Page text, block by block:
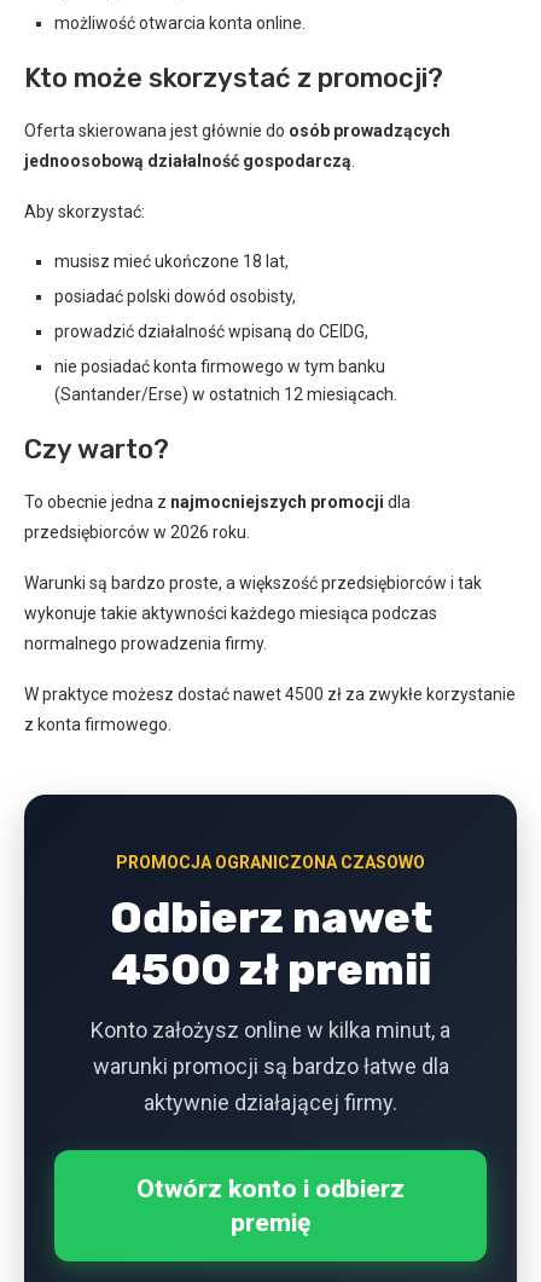
możliwość otwarcia konta online.
Kto może skorzystać z promocji?
Oferta skierowana jest głównie do osób prowadzących
jednoosobową działalność gospodarczą
Aby skorzystać:
musisz mieć ukończone 18 lat,
posiadać polski dowód osobisty,
prowadzić działalność wpisaną do CEIDG,
nie posiadać konta firmowego w tym banku
(Santander/Erse) w ostatnich 12 miesiącach.
Czy warto?
To obecnie jedna z najmocniejszych promocji dla
przedsiębiorców w 2026 roku.
Warunki są bardzo proste, a większość przedsiębiorców i tak
wykonuje takie aktywności każdego miesiąca podczas
normalnego prowadzenia firmy.
W praktyce możesz dostać nawet 4500 zł za zwykłe korzystanie
z konta firmowego.
PROMOCJA OGRANICZONA CZASOWO
Odbierz nawet
4500 zł premii
Konto założysz online w kilka minut, a
warunki promocji są bardzo łatwe dla
aktywnie działającej firmy.
Otwórz konto i odbierz
premię